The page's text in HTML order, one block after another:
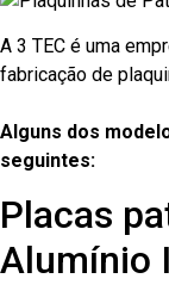
A 3 TEC é uma
fabricação de
Alguns dos
seguintes:
Placas
Alumínio